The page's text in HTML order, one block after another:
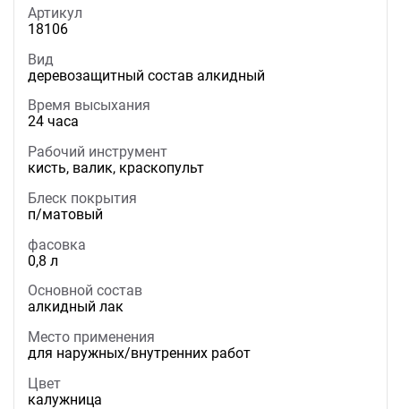
Артикул
18106
Вид
деревозащитный состав алкидный
Время высыхания
24 часа
Рабочий инструмент
кисть, валик, краскопульт
Блеск покрытия
п/матовый
фасовка
0,8 л
Основной состав
алкидный лак
Место применения
для наружных/внутренних работ
Цвет
калужница